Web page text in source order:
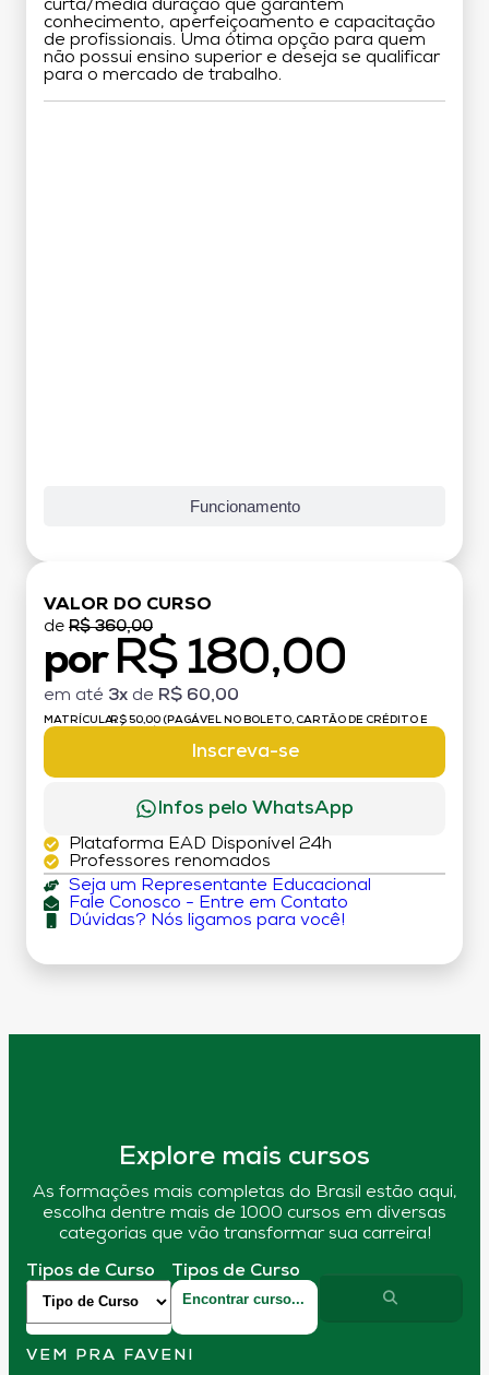
curta/média duração que garantem
conhecimento, aperfeiçoamento e capacitação
de profissionais. Uma ótima opção para quem
não possui ensino superior e deseja se qualificar
para o mercado de trabalho.
Funcionamento
VALOR DO CURSO
de R$ 360,00
por R$ 180,00
em até 3x de R$ 60,00
MATRÍCULA:R$ 50,00 (PAGÁVEL NO BOLETO, CARTÃO DE CRÉDITO E
Inscreva-se
Infos pelo WhatsApp
Plataforma EAD Disponível 24h
Professores renomados
Seja um Representante Educacional
Fale Conosco - Entre em Contato
Dúvidas? Nós ligamos para você!
Explore mais cursos
As formações mais completas do Brasil estão aqui,
escolha dentre mais de 1000 cursos em diversas
categorias que vão transformar sua carreira!
Tipos de Curso Tipos de Curso
VEM PRA FAVENI